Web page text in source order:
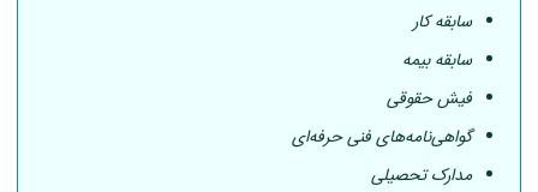
سابقه کار
سابقه بیمه
فیش حقوقی
گواهی‌نامه‌های فنی حرفه‌ای
مدارک تحصیلی